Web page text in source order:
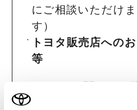
にご相談いただけ
す）
トヨタ販売店への
等
は、自動車検査証（